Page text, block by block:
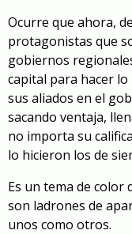
Ocurre que ahora,
protagonistas que
gobiernos
capital para hacer
sus aliados en el
sacando ventaja,
no importa su
lo hicieron los de
Es un tema de color
son ladrones de
unos como otros.